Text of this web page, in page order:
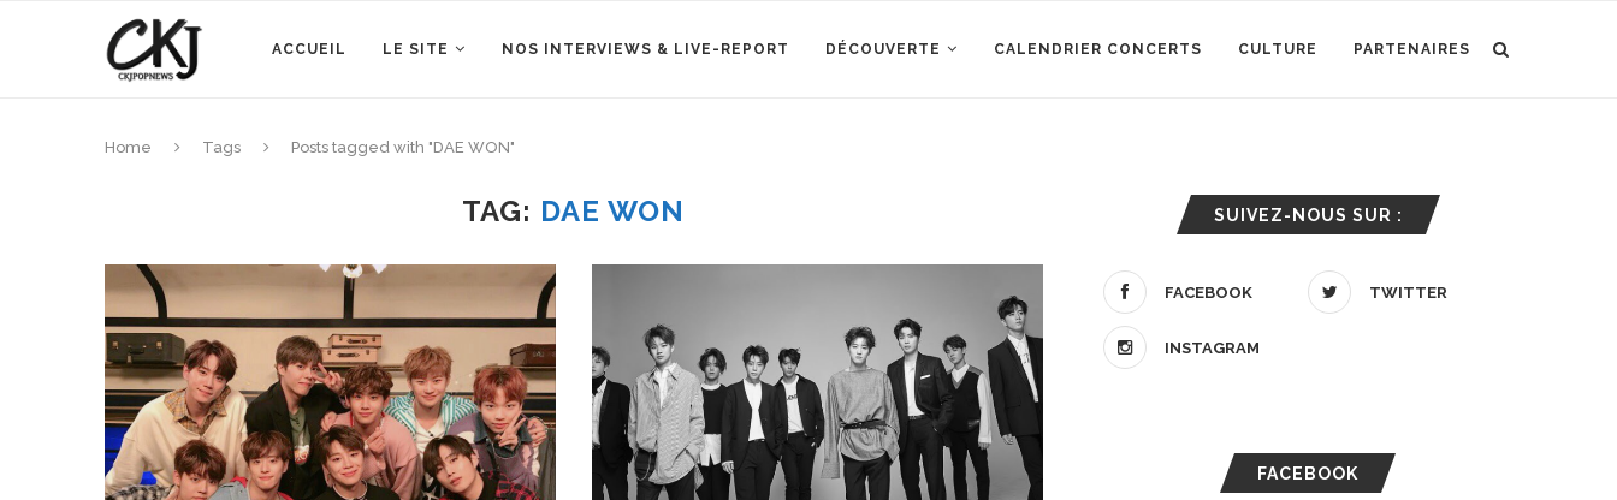
ACCUEIL LE SITE NOS INTERVIEWS & LIVE-REPORT DÉCOUVERTE CALENDRIER CONCERTS CULTURE PARTENAIRES
Home Tags Posts tagged with "DAE WON"
TAG: DAE WON SUIVEZ-NOUS SUR :
FACEBOOK TWITTER
INSTAGRAM
FACEBOOK